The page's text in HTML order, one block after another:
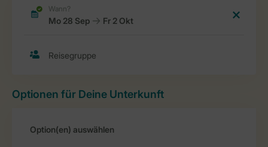
Optionen für Deine Unterkunft